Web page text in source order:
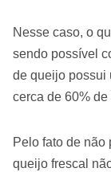
Nesse caso, o
sendo possível
de queijo possui
cerca de 60%
Pelo fato de não
queijo frescal